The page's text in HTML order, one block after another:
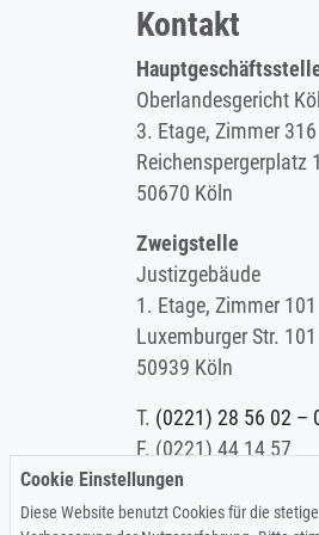
Kontakt
Oberlandesgericht
3. Etage, Zimmer 316
Reichenspergerplatz 1
50670 Köln
Zweigstelle
Justizgebäude
1. Etage, Zimmer 101
Luxemburger Str. 101
50939 Köln
T. (0221) 28 56 02 –
F.(0221) 44 14 57
E.info@koelner-
Montag - Freitag:
Cookie Einstellungen
Diese Website benutzt Cookies für die stetige